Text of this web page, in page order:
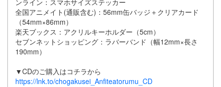
ンライン：スマホサイズステッカー
全国アニメイト(通販含む)：56mm缶バッジ＋クリアカード
（54mm×86mm）
楽天ブックス：アクリルキーホルダー（5cm）
セブンネットショッピング：ラバーバンド（幅12mm×長さ
190mm）
▼CDのご購入はコチラから
https://lnk.to/chogakusei_Anfiteatorumu_CD